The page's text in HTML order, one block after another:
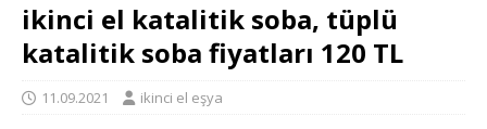
ikinci el katalitik soba, tüplü
katalitik soba fiyatları 120 TL
11.09.2021 ikinci el eşya